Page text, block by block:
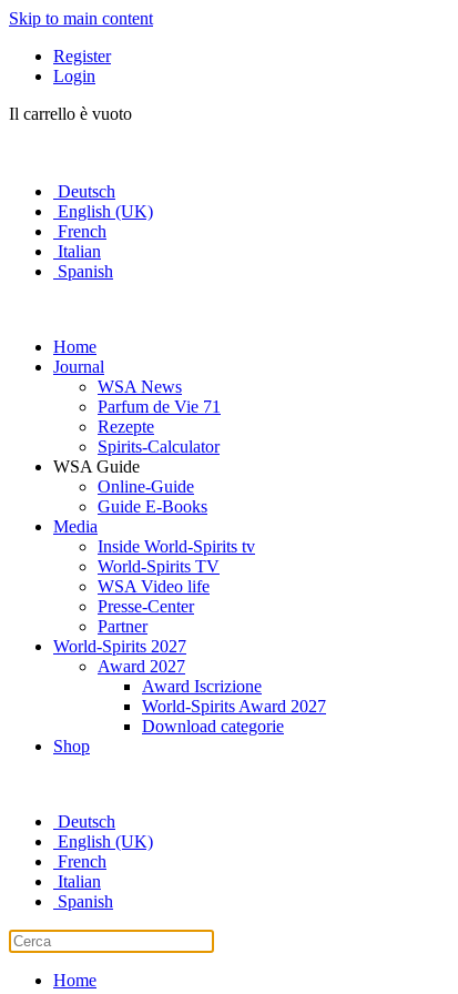
Skip to main content
Register
Login
Il carrello è vuoto
Deutsch
English (UK)
French
Italian
Spanish
Home
Journal
WSA News
Parfum de Vie 71
Rezepte
Spirits-Calculator
WSA Guide
Online-Guide
Guide E-Books
Media
Inside World-Spirits tv
World-Spirits TV
WSA Video life
Presse-Center
Partner
World-Spirits 2027
Award 2027
Award Iscrizione
World-Spirits Award 2027
Download categorie
Shop
Deutsch
English (UK)
French
Italian
Spanish
Home